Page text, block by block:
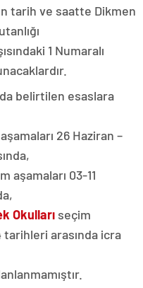
tarih ve saatte Dikmen
1 Numaralı
belirtilen esaslara
26 Haziran –
aşamaları 03-11
Okulları seçim
tarihleri arasında icra